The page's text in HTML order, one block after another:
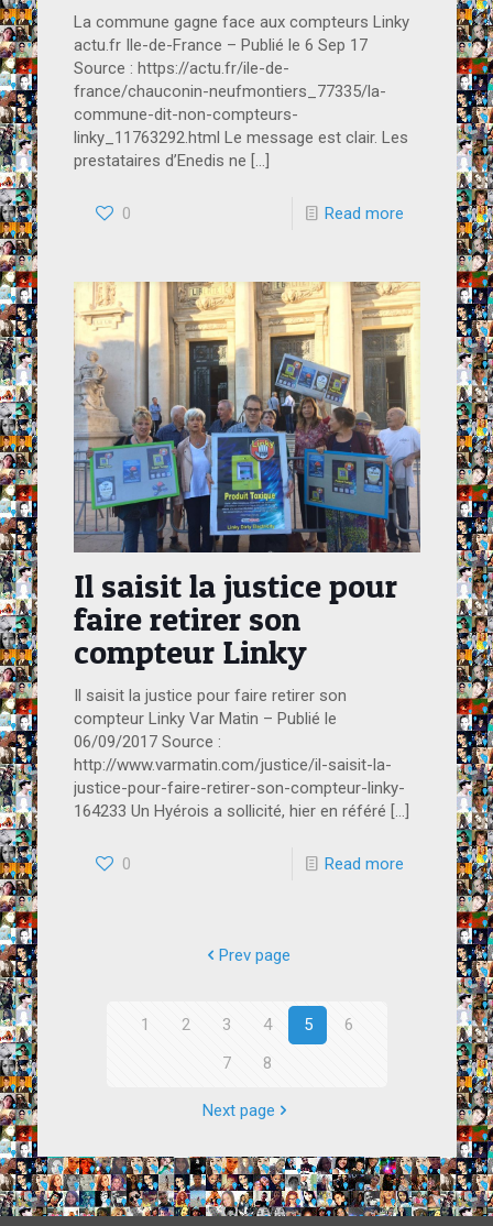
La commune gagne face aux compteurs Linky
actu.fr Ile-de-France – Publié le 6 Sep 17
Source : https://actu.fr/ile-de-
france/chauconin-neufmontiers_77335/la-
commune-dit-non-compteurs-
linky_11763292.html Le message est clair. Les
prestataires d’Enedis ne […]
0 Read more
Il saisit la justice pour
faire retirer son
compteur Linky
Il saisit la justice pour faire retirer son
compteur Linky Var Matin – Publié le
06/09/2017 Source :
http://www.varmatin.com/justice/il-saisit-la-
justice-pour-faire-retirer-son-compteur-linky-
164233 Un Hyérois a sollicité, hier en référé […]
0 Read more
Prev page
1 2 3 4 5
6
7
8
Next page